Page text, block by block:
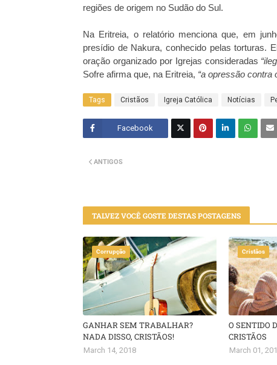
regiões de origem no Sudão do Sul.
Na Eritreia, o relatório menciona que, em
presídio de Nakura, conhecido pelas torturas.
oração organizado por Igrejas consideradas
Sofre afirma que, na Eritreia, “a opressão contra
Tags Cristãos Igreja Católica Notícias
Facebook
ANTIGOS
TALVEZ VOCÊ GOSTE DESTAS POSTAGENS
Corrupção
GANHAR SEM TRABALHAR?
NADA DISSO, CRISTÃOS!
March 14, 2018
Cristãos
O SENTIDO
CRISTÃOS
March 01,